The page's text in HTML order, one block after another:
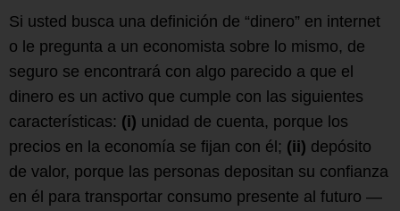
Si usted busca una definición de “dinero” en internet
o le pregunta a un economista sobre lo mismo, de
seguro se encontrará con algo parecido a que el
dinero es un activo que cumple con las siguientes
características: (i) unidad de cuenta, porque los
precios en la economía se fijan con él; (ii) depósito
de valor, porque las personas depositan su confianza
en él para transportar consumo presente al futuro —